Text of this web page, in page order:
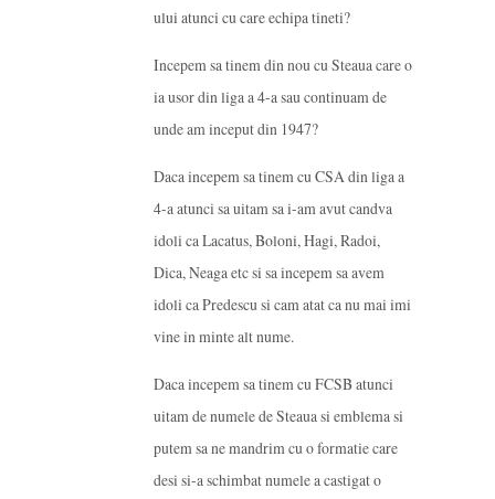
ului atunci cu care echipa tineti?
Incepem sa tinem din nou cu Steaua care o
ia usor din liga a 4-a sau continuam de
unde am inceput din 1947?
Daca incepem sa tinem cu CSA din liga a
4-a atunci sa uitam sa i-am avut candva
idoli ca Lacatus, Boloni, Hagi, Radoi,
Dica, Neaga etc si sa incepem sa avem
idoli ca Predescu si cam atat ca nu mai imi
vine in minte alt nume.
Daca incepem sa tinem cu FCSB atunci
uitam de numele de Steaua si emblema si
putem sa ne mandrim cu o formatie care
desi si-a schimbat numele a castigat o